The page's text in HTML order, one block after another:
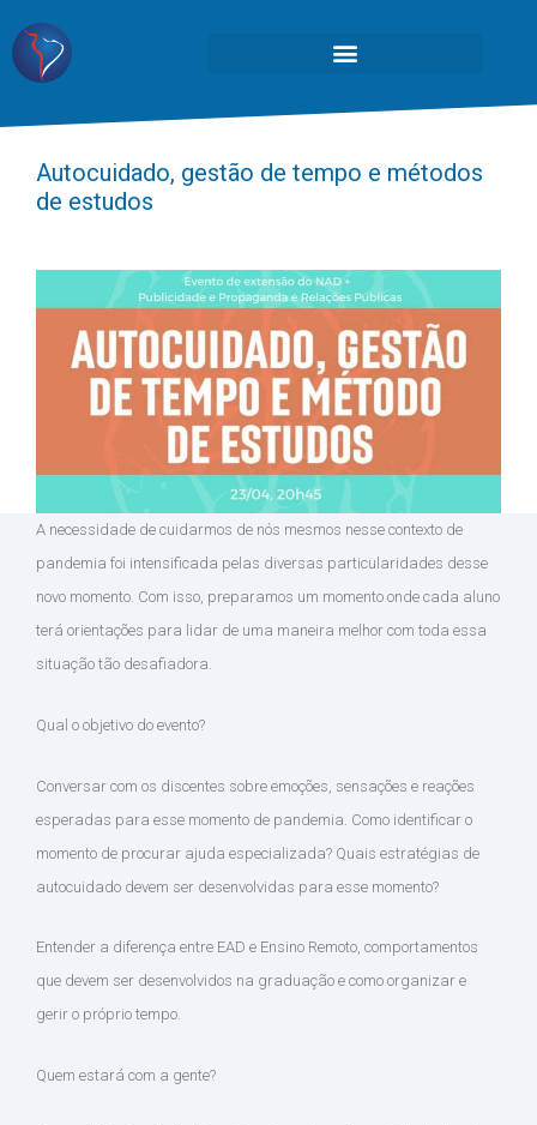
Autocuidado, gestão de tempo e métodos
de estudos
A necessidade de cuidarmos de nós mesmos nesse contexto de
pandemia foi intensificada pelas diversas particularidades desse
novo momento. Com isso, preparamos um momento onde cada aluno
terá orientações para lidar de uma maneira melhor com toda essa
situação tão desafiadora.
Qual o objetivo do evento?
Conversar com os discentes sobre emoções, sensações e reações
esperadas para esse momento de pandemia. Como identificar o
momento de procurar ajuda especializada? Quais estratégias de
autocuidado devem ser desenvolvidas para esse momento?
Entender a diferença entre EAD e Ensino Remoto, comportamentos
que devem ser desenvolvidos na graduação e como organizar e
gerir o próprio tempo.
Quem estará com a gente?